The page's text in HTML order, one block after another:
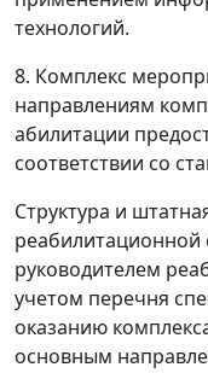
технологий.
8. Комплекс
направлениям
абилитации
соответствии со
Структура и
реабилитационной
руководителем
учетом перечня
оказанию
основным